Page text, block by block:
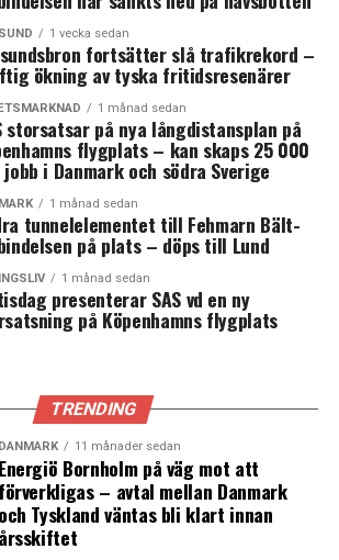
1 vecka sedan
fortsätter slå trafikrekord –
ökning av tyska fritidsresenärer
1 månad sedan
storsatsar på nya långdistansplan på
flygplats – kan skaps 25 000
jobb i Danmark och södra Sverige
1 månad sedan
tunnelelementet till Fehmarn Bält-
på plats – döps till Lund
1 månad sedan
presenterar SAS vd en ny
på Köpenhamns flygplats
TRENDING
DANMARK 11 månader sedan
Energiö Bornholm på väg mot att
förverkligas – avtal mellan Danmark
och Tyskland väntas bli klart innan
årsskiftet